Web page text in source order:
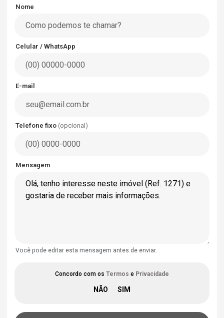
Nome
Celular / WhatsApp
E-mail
Telefone fixo (opcional)
Mensagem
Você pode editar esta mensagem antes de enviar.
Concordo com os Termos e Privacidade